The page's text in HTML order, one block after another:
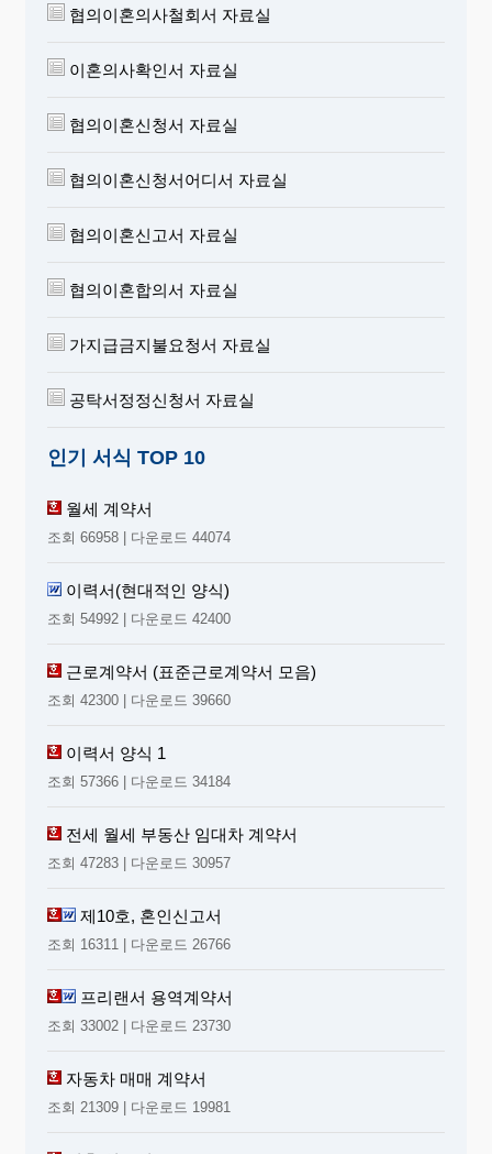
협의이혼의사철회서 자료실
이혼의사확인서 자료실
협의이혼신청서 자료실
협의이혼신청서어디서 자료실
협의이혼신고서 자료실
협의이혼합의서 자료실
가지급금지불요청서 자료실
공탁서정정신청서 자료실
인기 서식 TOP 10
월세 계약서
조회 66958 | 다운로드 44074
이력서(현대적인 양식)
조회 54992 | 다운로드 42400
근로계약서 (표준근로계약서 모음)
조회 42300 | 다운로드 39660
이력서 양식 1
조회 57366 | 다운로드 34184
전세 월세 부동산 임대차 계약서
조회 47283 | 다운로드 30957
제10호, 혼인신고서
조회 16311 | 다운로드 26766
프리랜서 용역계약서
조회 33002 | 다운로드 23730
자동차 매매 계약서
조회 21309 | 다운로드 19981